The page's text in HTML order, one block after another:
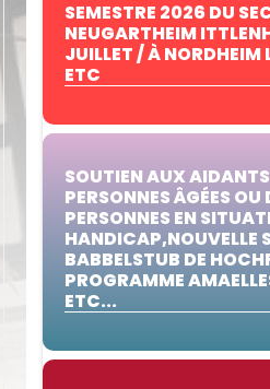
SEMESTRE 2026 DU
NEUGARTHEIM
JUILLET / À NORDHEIM
ETC
SOUTIEN AUX
PERSONNES ÂGÉES OU
PERSONNES EN
HANDICAP,NOUVELLE
BABBELSTUB DE
PROGRAMME
ETC...